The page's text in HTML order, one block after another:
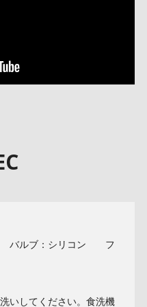
バルブ：シリコン フ
いしてください。食洗機